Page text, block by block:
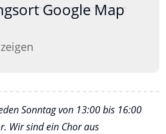
Google Map
Sonntag von 13:00 bis 16:00
Wir sind ein Chor aus